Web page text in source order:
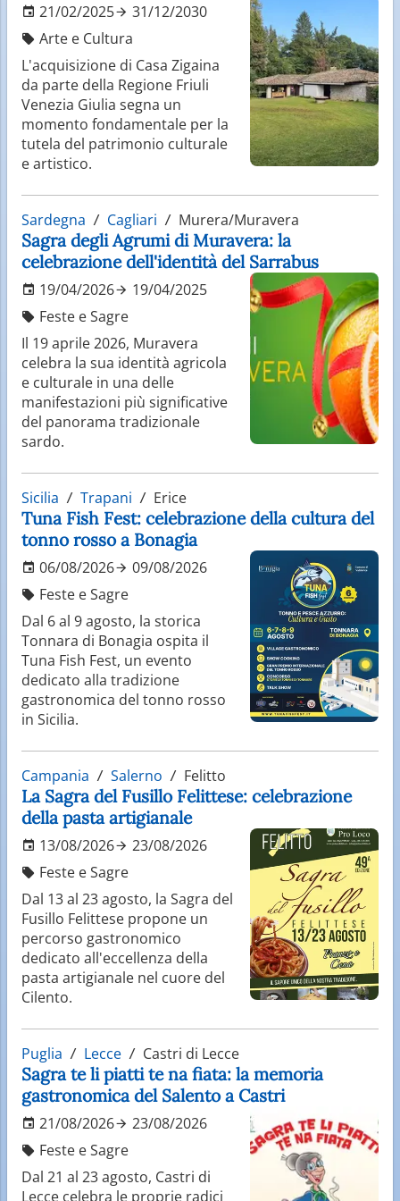
21/02/2025
31/12/2030
Arte e Cultura
L'acquisizione di Casa Zigaina
da parte della Regione Friuli
Venezia Giulia segna un
momento fondamentale per la
tutela del patrimonio culturale
e artistico.
Sardegna Cagliari Murera/Muravera
Sagra degli Agrumi di Muravera: la
celebrazione dell'identità del Sarrabus
19/04/2026
19/04/2025
Feste e Sagre
Il 19 aprile 2026, Muravera
celebra la sua identità agricola
e culturale in una delle
manifestazioni più significative
del panorama tradizionale
sardo.
Sicilia Trapani Erice
Tuna Fish Fest: celebrazione della cultura del
tonno rosso a Bonagia
06/08/2026
09/08/2026
Feste e Sagre
Dal 6 al 9 agosto, la storica
Tonnara di Bonagia ospita il
Tuna Fish Fest, un evento
dedicato alla tradizione
gastronomica del tonno rosso
in Sicilia.
Campania Salerno Felitto
La Sagra del Fusillo Felittese: celebrazione
della pasta artigianale
13/08/2026
23/08/2026
Feste e Sagre
Dal 13 al 23 agosto, la Sagra del
Fusillo Felittese propone un
percorso gastronomico
dedicato all'eccellenza della
pasta artigianale nel cuore del
Cilento.
Puglia Lecce Castri di Lecce
Sagra te li piatti te na fiata: la memoria
gastronomica del Salento a Castri
21/08/2026
23/08/2026
Feste e Sagre
Dal 21 al 23 agosto, Castri di
Lecce celebra le proprie radici